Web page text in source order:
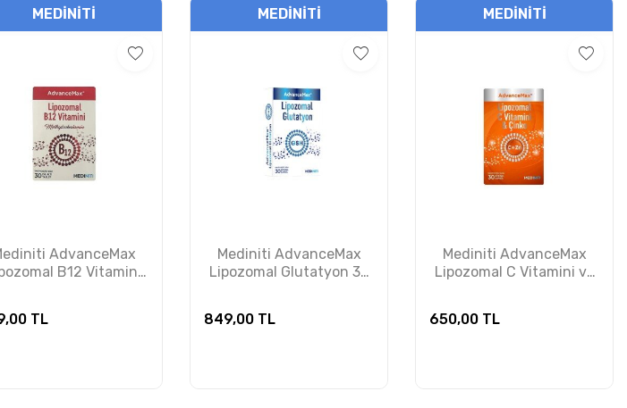
MEDINITI
AdvanceMax
B12 Vitamini
TL
MEDINITI
Mediniti AdvanceMax
Lipozomal Glutatyon 30
849,00 TL
MEDINITI
Mediniti AdvanceMax
Lipozomal C Vitamini ve
650,00 TL